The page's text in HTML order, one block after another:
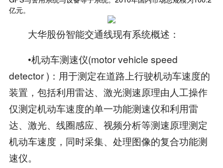
亿元。
大华股份智能交通线现有系统概述：
•机动车测速仪(motor vehicle speed
detector )：用于测定在道路上行驶机动车速度的
装置，包括利用雷达、激光测速原理由人工操作
仅测定机动车速度的单一功能测速仪和利用雷
达、激光、线圈感应、视频分析等测速原理测定
机动车速度，同时采集、处理图像的复合功能测
速仪。